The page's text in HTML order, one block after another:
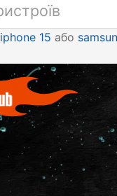
iphone 15 або